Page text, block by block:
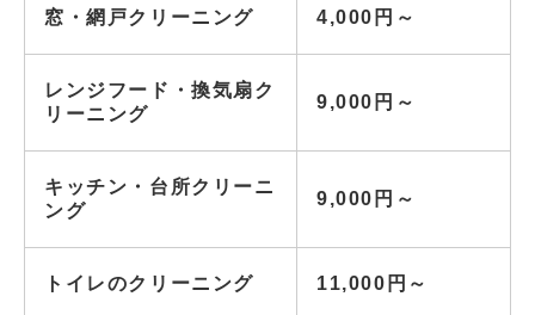
窓・網戸クリーニング 4,000円～
レンジフード・換気扇ク
リーニング
9,000円～
キッチン・台所クリーニ
ング
9,000円～
トイレのクリーニング 11,000円～